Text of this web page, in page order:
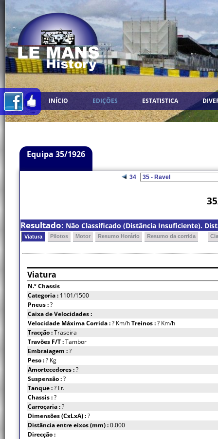
INÍCIO EDIÇÕES ESTATISTICA
Equipa 35/1926
34
Resultado: Não Classificado (Distância Insuficiente).
Viatura Pilotos Motor Resumo Horário Resumo da corrida
Viatura
N.º Chassis
Categoria : 1101/1500
Pneus :?
Caixa de Velocidades :
Velocidade Máxima Corrida :? Km/hTreinos :? Km/h
Tracção :Traseira
Travões F/T :Tambor
Embraiagem :?
Peso :? Kg
Amortecedores :?
Suspensão :?
Tanque :? Lt.
Chassis :?
Carroçaria :?
Dimensões (CxLxA) :?
Distância entre eixos (mm) :0.000
Direcção :